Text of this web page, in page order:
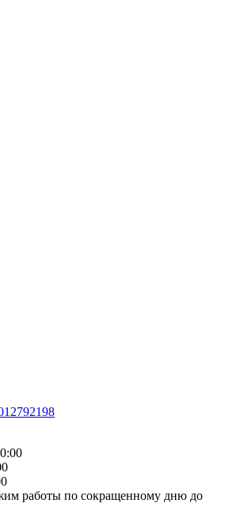
работы по сокращенному дню до